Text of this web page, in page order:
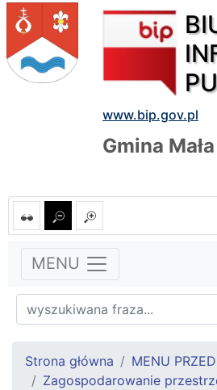
www.bip.gov.pl
Gmina
MENU
Strona główna
MENU
Zagospodarowanie